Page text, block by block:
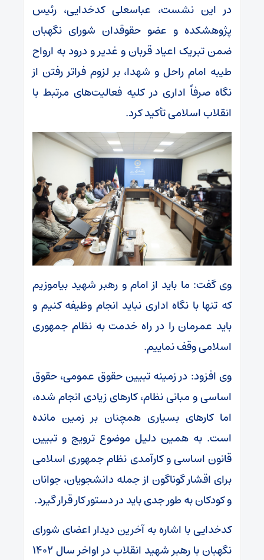
در این نشست، عباسعلی کدخدایی، رئیس
پژوهشکده و عضو حقوقدان شورای نگهبان
ضمن تبریک اعیاد قربان و غدیر و درود به ارواح
طیبه امام راحل و شهدا، بر لزوم فراتر رفتن از
نگاه صرفاً اداری در کلیه فعالیت‌های مرتبط با
انقلاب اسلامی تأکید کرد.
وی گفت: ما باید از امام و رهبر شهید بیاموزیم
که تنها با نگاه اداری نباید انجام وظیفه کنیم و
باید عمرمان را در راه خدمت به نظام جمهوری
اسلامی وقف نماییم.
وی افزود: در زمینه تبیین حقوق عمومی، حقوق
اساسی و مبانی نظام، کارهای زیادی انجام شده،
اما کارهای بسیاری همچنان بر زمین مانده
است. به همین دلیل موضوع ترویج و تبیین
قانون اساسی و کارآمدی نظام جمهوری اسلامی
برای اقشار گوناگون از جمله دانشجویان، جوانان
و کودکان به طور جدی باید در دستور کار قرار گیرد.
کدخدایی با اشاره به آخرین دیدار اعضای شورای
نگهبان با رهبر شهید انقلاب در اواخر سال ۱۴۰۲